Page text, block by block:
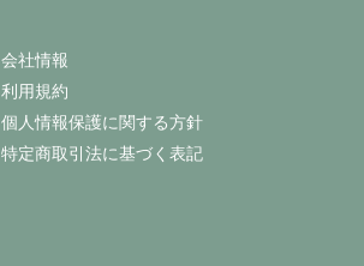
会社情報
利用規約
個人情報保護に関する方針
特定商取引法に基づく表記